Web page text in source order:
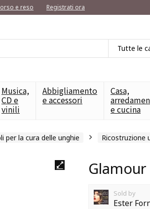
e reso Registrati ora
Tutte le
Musica,
CD e
vinili
Abbigliamento
e accessori
Casa,
e cucina
per la cura delle unghie Ricostruzione
Glamour
Sold by
Ester